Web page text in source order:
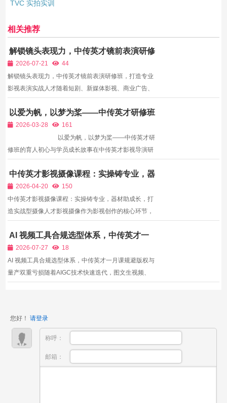
TVC 实拍实训
相关推荐
解锁镜头表现力，中传英才镜前表演研修
班，打造专业影视表演实战人才
2026-07-21
44
解锁镜头表现力，中传英才镜前表演研修班，打造专业
影视表演实战人才随着短剧、新媒体影视、商业广告、
场需求持续攀升。不同于传统舞台表演，影视镜前表演
更强调细腻的情绪表达、自然的肢体语言、精准的镜头
以爱为帆，以梦为桨——中传英才研修班
的育人初心与学员成长故事
2026-03-28
161
以爱为帆，以梦为桨——中传英才研
修班的育人初心与学员成长故事在中传英才影视导演研
怀揣导演梦想的零基础小白，有希望提升技能的行业从
业者，有追求突破的顶尖院校进修生，他们来...
中传英才影视摄像课程：实操铸专业，器
材助成长，打造实战型摄像人才
2026-04-20
150
中传英才影视摄像课程：实操铸专业，器材助成长，打
造实战型摄像人才影视摄像作为影视创作的核心环节，
一部优秀的影视作品，离不开专业的摄像技术与精准的
镜头表达。在影视行业快速发展的今天，专业的影视摄
像人才...
AI 视频工具合规选型体系，中传英才一
月课规避版权与量产双重亏损
2026-07-27
18
AI 视频工具合规选型体系，中传英才一月课规避版权与
量产双重亏损随着AIGC技术快速迭代，图文生视频、
视长线连...
您好！ 请登录
称呼：
邮箱：